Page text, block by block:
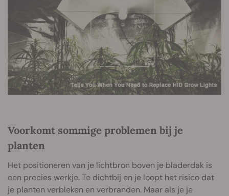
Voorkomt sommige problemen bij je
planten
Het positioneren van je lichtbron boven je bladerdak is
een precies werkje. Te dichtbij en je loopt het risico dat
je planten verbleken en verbranden. Maar als je je